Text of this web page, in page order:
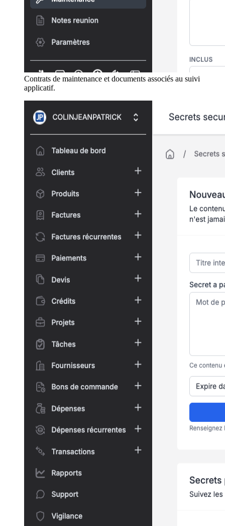
Contrats de maintenance et documents associés au suivi
applicatif.